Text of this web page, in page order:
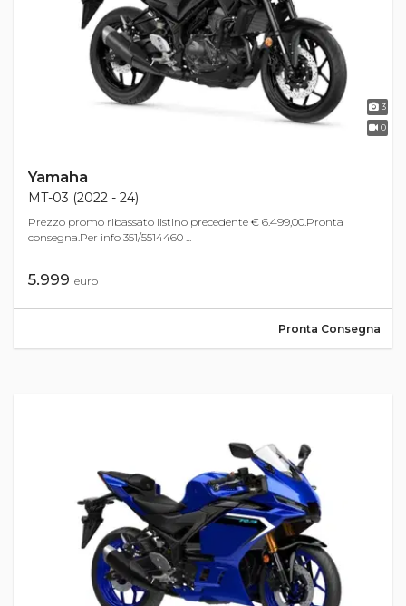
3
0
Yamaha
MT-03 (2022 - 24)
Prezzo promo ribassato listino precedente € 6.499,00.Pronta
consegna.Per info 351/5514460 ...
5.999 euro
Pronta Consegna